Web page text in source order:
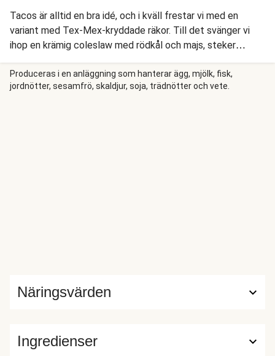
Tacos är alltid en bra idé, och i kväll frestar vi med en
variant med Tex-Mex-kryddade räkor. Till det svänger vi
ihop en krämig coleslaw med rödkål och majs, steker
paprika och lök, serverar en sötsyrlig aprikoschutney och så
toppar vi hela härligheten med färsk persilja.
Produceras i en anläggning som hanterar ägg, mjölk, fisk,
jordnötter, sesamfrö, skaldjur, soja, trädnötter och vete.
Ingredienser
Näringsvärden